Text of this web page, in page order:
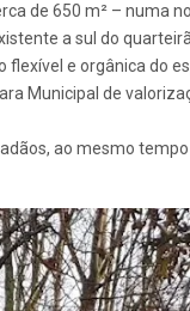
de 650 m² – numa
a sul do
e orgânica do
Municipal de
ao mesmo